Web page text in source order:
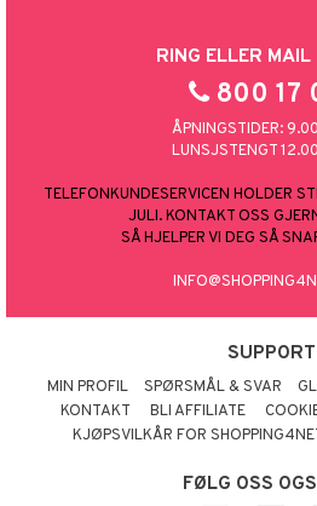
RING ELLER MAIL
800 17
ÅPNINGSTIDER:
LUNSJSTENGT
TELEFONKUNDESERVICEN HOLDER
JULI. KONTAKT OSS
SÅ HJELPER VI DEG SÅ
SUPPORT
MIN PROFIL SPØRSMÅL & SVAR
KONTAKT
BLI AFFILIATE
KJØPSVILKÅR FOR
FØLG OSS